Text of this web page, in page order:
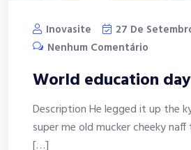
Inovasite
27 De
Nenhum Comentário
World education
Description He legged it up the
super me old mucker cheeky
[…]